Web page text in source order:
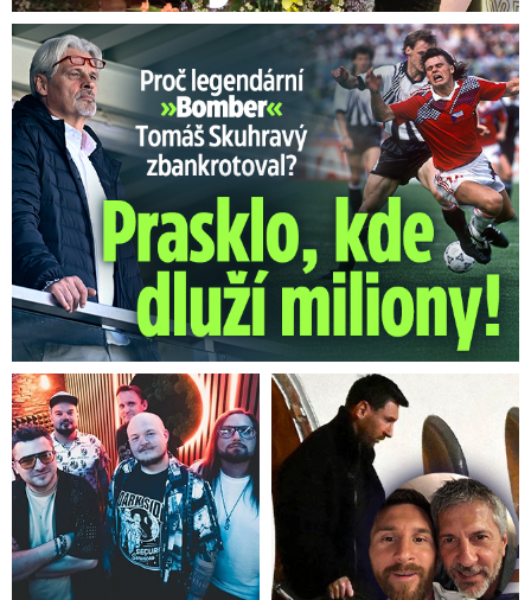
Proč Skuhravý zbankrotoval? Prasklo, kde dluží miliony!